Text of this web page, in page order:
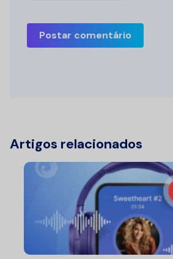
Postar comentário
Artigos relacionados